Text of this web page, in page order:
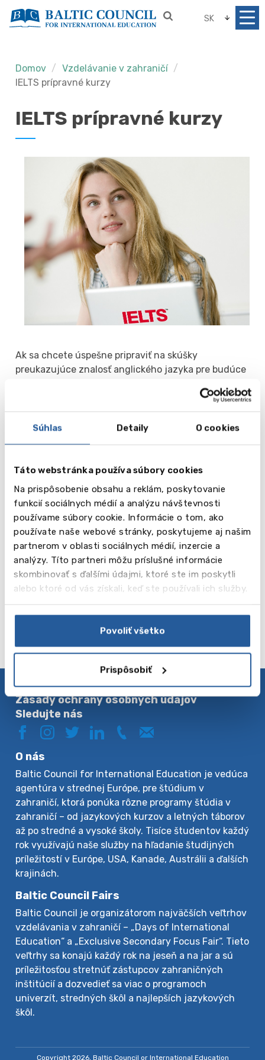
Súhlas Detaily O cookies
Táto webstránka používa súbory cookies
Na prispôsobenie obsahu a reklám, poskytovanie
funkcií sociálnych médií a analýzu návštevnosti
používame súbory cookie. Informácie o tom, ako
používate naše webové stránky, poskytujeme aj našim
partnerom v oblasti sociálnych médií, inzercie a
analýzy. Títo partneri môžu príslušné informácie
skombinovať s ďalšími údajmi, ktoré ste im poskytli
alebo ktoré od vás získali, keď ste používali ich služby.
Povoliť všetko
Prispôsobiť
SK
Domov
Vzdelávanie v zahraničí
IELTS prípravné kurzy
IELTS prípravné kurzy
Ak sa chcete úspešne pripraviť na skúšky
preukazujúce znalosť anglického jazyka pre budúce
prípravné kurzy na skúšky vo Veľkej Británii, Írsku,
hovoriacich krajinách vám pomôžu dosiahnuť
znamená úsporu vášho času, ako aj jedinečnú
príležitosť spoznať krajinu, v ktorej budete v
budúcnosti študovať.
V spolupráci s našimi partnermi – najlepšími
medzinárodnými školami anglického jazyka –
ponúkame rôznorodé kurzy s rôznou intenzitou a
dĺžkou trvania. Vyberte si krajinu štúdia a kurz, ktorý
vám vyhovuje.
Registrácia na bezplatnú konzultáciu
Zásady ochrany osobných údajov
Sledujte nás
O nás
Baltic Council for International Education je vedúca
agentúra v strednej Európe, pre štúdium v
zahraničí, ktorá ponúka rôzne programy štúdia v
zahraničí – od jazykových kurzov a letných táborov
až po stredné a vysoké školy. Tisíce študentov každý
rok využívajú naše služby na hľadanie študijných
príležitostí v Európe, USA, Kanade, Austrálii a ďalších
krajinách.
Baltic Council Fairs
Baltic Council je organizátorom najväčších veľtrhov
vzdelávania v zahraničí – „Days of International
Education“ a „Exclusive Secondary Focus Fair“. Tieto
veľtrhy sa konajú každý rok na jeseň a na jar a sú
príležitosťou stretnúť zástupcov zahraničných
inštitúcií a dozvedieť sa viac o programoch
univerzít, stredných škôl a najlepších jazykových
škôl.
Copyright 2026, Baltic Council or International Education